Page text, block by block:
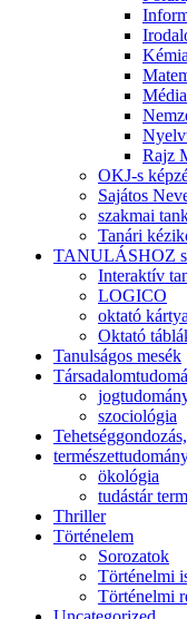
Kémia
Média
Rajz
OKJ-s
Sajátos
szakmai
Tanári
TANULÁSHOZ
Interaktív
LOGICO
oktató kártya
Oktató
Tanulságos mesék
szociológia
ökológia
tudástár
Thriller
Történelem
Sorozatok
Történelmi
Történelmi